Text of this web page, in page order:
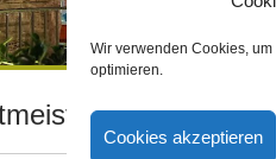
Wir verwenden Cookies,
optimieren.
Cookies akzeptieren